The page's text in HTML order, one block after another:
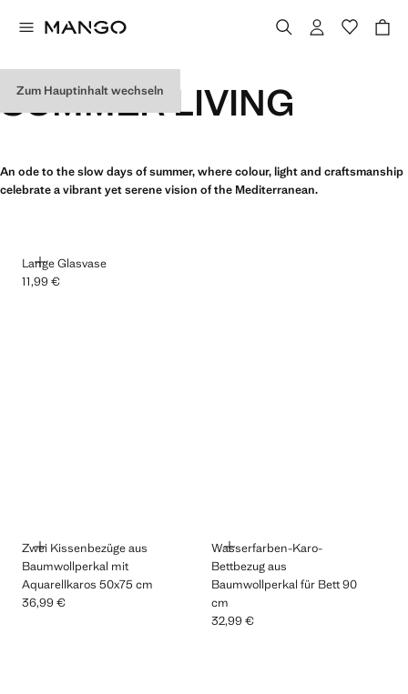
Zum Hauptinhalt wechseln
SUMMER LIVING
An ode to the slow days of summer, where colour, light and craftsmanship
celebrate a vibrant yet serene vision of the Mediterranean.
Lange Glasvase
HINZUFÜGEN
Aktueller Preis [11,99 € ]
11,99 €
Zwei Kissenbezüge aus
Baumwollperkal mit
Aquarellkaros 50x75 cm
HINZUFÜGEN
Aktueller Preis [36,99 € ]
36,99 €
Wasserfarben-Karo-
Bettbezug aus
Baumwollperkal für Bett 90
cm
HINZUFÜGEN
Aktueller Preis [32,99 € ]
32,99 €